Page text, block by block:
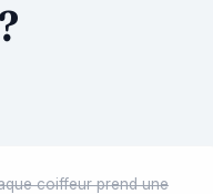
coiffeur prend une